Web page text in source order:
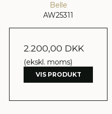
Belle
AW25311
2.200,00 DKK
(ekskl. moms)
VIS PRODUKT